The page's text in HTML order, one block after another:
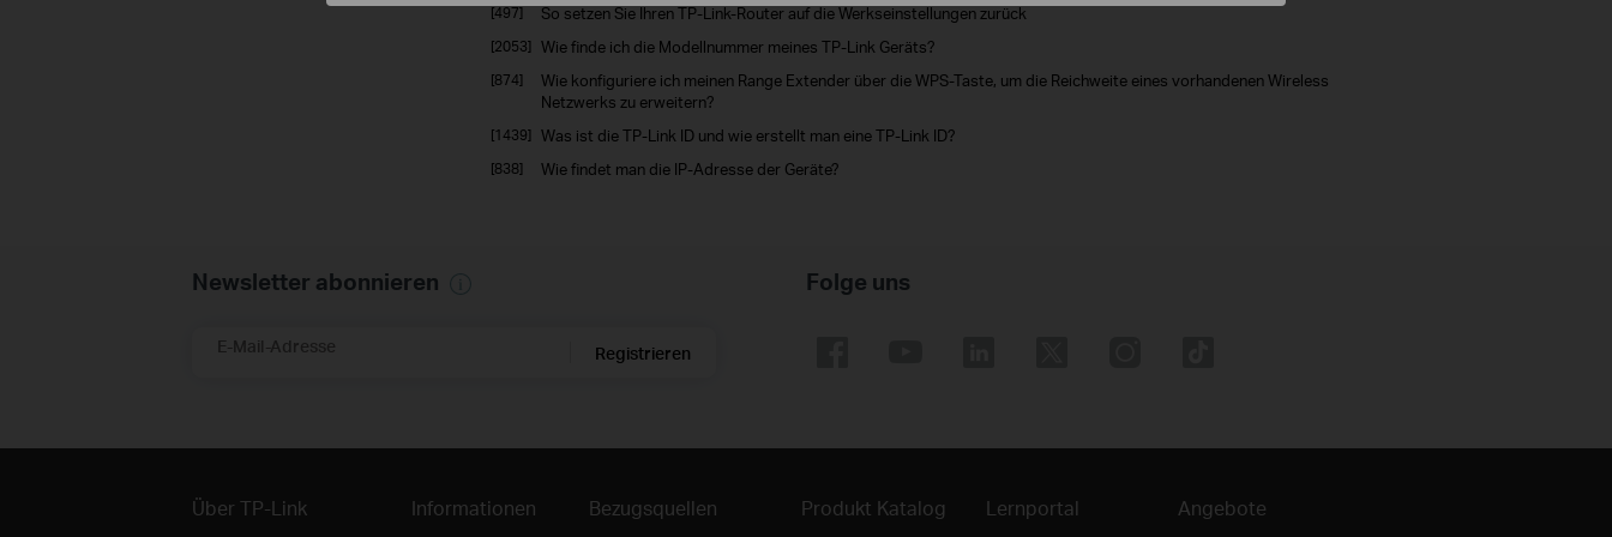
[497] So setzen Sie Ihren TP-Link-Router auf die Werkseinstellungen zurück
[2053] Wie finde ich die Modellnummer meines TP-Link Geräts?
[874]
Wie konfiguriere ich meinen Range Extender über die WPS-Taste, um die Reichweite eines vorhandenen Wireless
Netzwerks zu erweitern?
[1439] Was ist die TP-Link ID und wie erstellt man eine TP-Link ID?
[838] Wie findet man die IP-Adresse der Geräte?
Newsletter abonnieren
E-Mail-Adresse Registrieren
Folge uns
Über TP-Link Informationen Bezugsquellen Produkt Katalog Lernportal Angebote